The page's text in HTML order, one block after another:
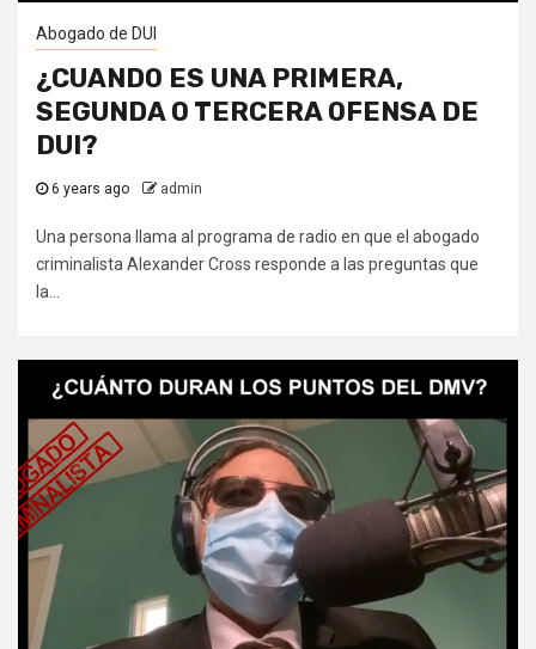
Abogado de DUI
¿CUANDO ES UNA PRIMERA,
SEGUNDA O TERCERA OFENSA DE
DUI?
6 years ago admin
Una persona llama al programa de radio en que el abogado
criminalista Alexander Cross responde a las preguntas que
la...